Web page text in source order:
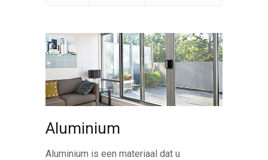
Aluminium
Aluminium is een materiaal dat u